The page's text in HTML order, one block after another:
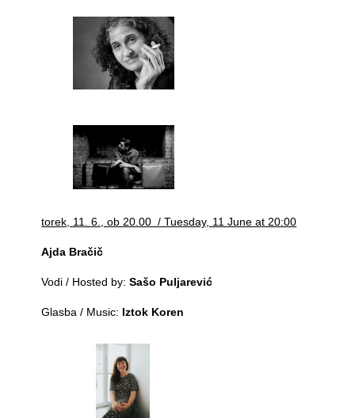
torek, 11. 6., ob 20.00 / Tuesday, 11 June at 20:00
Ajda Bračič
Vodi / Hosted by:Sašo Puljarević
Glasba / Music: Iztok Koren